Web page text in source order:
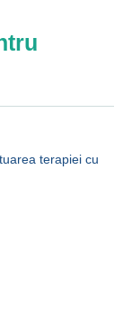
terapiei cu